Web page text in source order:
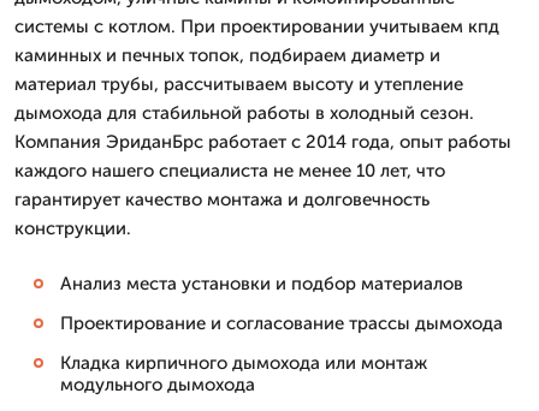
системы с котлом. При проектировании учитываем кпд
каминных и печных топок, подбираем диаметр и
материал трубы, рассчитываем высоту и утепление
дымохода для стабильной работы в холодный сезон.
Компания ЭриданБрс работает с 2014 года, опыт работы
каждого нашего специалиста не менее 10 лет, что
гарантирует качество монтажа и долговечность
конструкции.
Анализ места установки и подбор материалов
Проектирование и согласование трассы дымохода
Кладка кирпичного дымохода или монтаж
модульного дымохода